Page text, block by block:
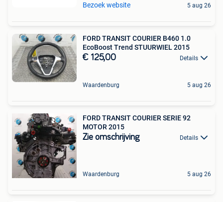
Bezoek website 5 aug 26
FORD TRANSIT COURIER B460 1.0
EcoBoost Trend STUURWIEL 2015
€ 125,00 Details
Waardenburg 5 aug 26
FORD TRANSIT COURIER SERIE 92
MOTOR 2015
Zie omschrijving Details
Waardenburg 5 aug 26